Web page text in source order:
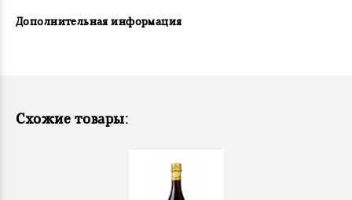
Дополнительная информация
Схожие товары: